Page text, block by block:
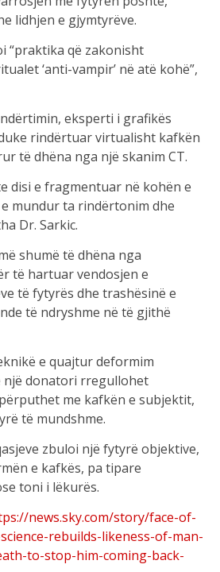
lidhjen e gjymtyrëve.
“praktika që zakonisht
‘anti-vampir’ në atë kohë”,
eksperti i grafikës
rindërtuar virtualisht kafkën
të dhëna nga një skanim CT.
disi e fragmentuar në kohën e
mundur ta rindërtonim dhe
Dr. Sarkic.
shumë të dhëna nga
të hartuar vendosjen e
të fytyrës dhe trashësinë e
të ndryshme në të gjithë
e quajtur deformim
një donatori rregullohet
me kafkën e subjektit,
të mundshme.
zbuloi një fytyrë objektive,
e kafkës, pa tipare
toni i lëkurës.
news.sky.com/story/face-of-
rebuilds-likeness-of-man-
to-stop-him-coming-back-